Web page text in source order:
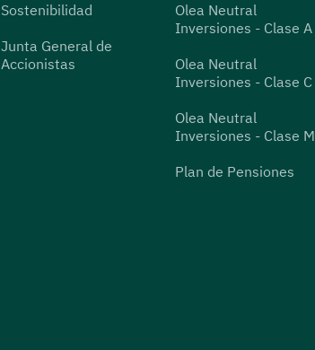
Sostenibilidad
Junta General de
Accionistas
Olea Neutral
Inversiones - Clase A
Olea Neutral
Inversiones - Clase C
Olea Neutral
Inversiones - Clase M
Plan de Pensiones